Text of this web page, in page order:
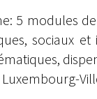
5 modules
sociaux